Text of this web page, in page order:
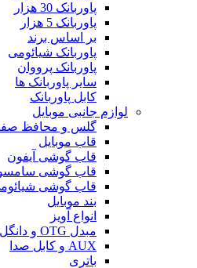
پاوربانک 30 هزار
پاوربانک 5 هزار
بر اساس برند
پاوربانک شیائومی
پاوربانک پرووان
سایر پاوربانک ها
کابل پاوربانک
لوازم جانبی موبایل
گلس و محافظ
قاب موبایل
قاب گوشی آیفون
قاب گوشی
قاب گوشی
بند موبایل
انواع آویز
مبدل OTG و دانگل
AUX و کابل صدا
باتری